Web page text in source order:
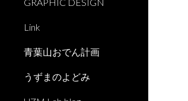
Link
青葉山おでん計画
うずまのよどみ